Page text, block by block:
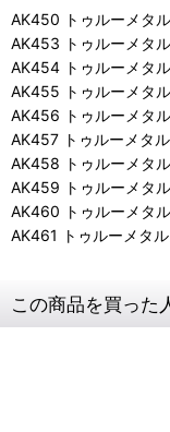
AK450 トゥルーメタ
AK453 トゥルーメタ
AK454 トゥルーメタ
AK455 トゥルーメタ
AK456 トゥルーメタ
AK457 トゥルーメタ
AK458 トゥルーメタ
AK459 トゥルーメタ
AK460 トゥルーメタ
AK461 トゥルーメタ
この商品を買った